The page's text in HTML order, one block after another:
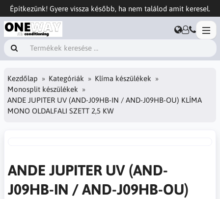
Építkezünk! Gyere vissza később, ha nem találod amit keresel.
Kezdőlap Kategóriák
Klíma készülékek
Monosplit készülékek
ANDE JUPITER UV (AND-J09HB-IN / AND-J09HB-OU) KLÍMA
MONO OLDALFALI SZETT 2,5 KW
ANDE JUPITER UV (AND-
J09HB-IN / AND-J09HB-OU)